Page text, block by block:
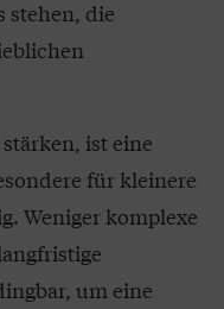
stehen, die
ist eine
für kleinere
Weniger komplexe
um eine